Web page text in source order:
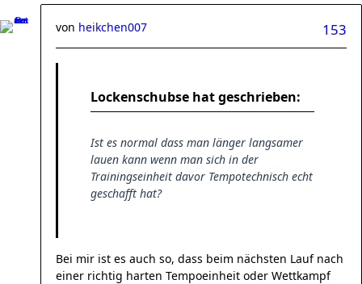
153
von heikchen007
Lockenschubse hat geschrieben:
Ist es normal dass man länger langsamer
lauen kann wenn man sich in der
Trainingseinheit davor Tempotechnisch echt
geschafft hat?
Bei mir ist es auch so, dass beim nächsten Lauf nach
einer richtig harten Tempoeinheit oder Wettkampf